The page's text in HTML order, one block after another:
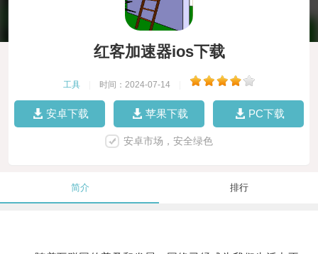
红客加速器ios下载
工具 时间：2024-07-14
安卓下载 苹果下载 PC下载
安卓市场，安全绿色
简介 排行